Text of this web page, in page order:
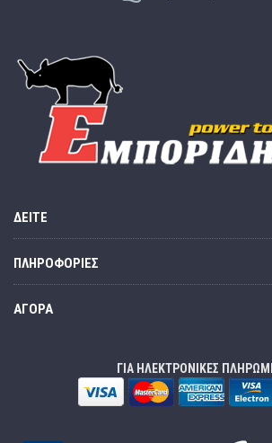
ΔΕΊΤΕ
ΠΛΗΡΟΦΟΡΊΕΣ
ΑΓΟΡΆ
ΓΙΑ ΗΛΕΚΤΡΟΝΙΚΕΣ